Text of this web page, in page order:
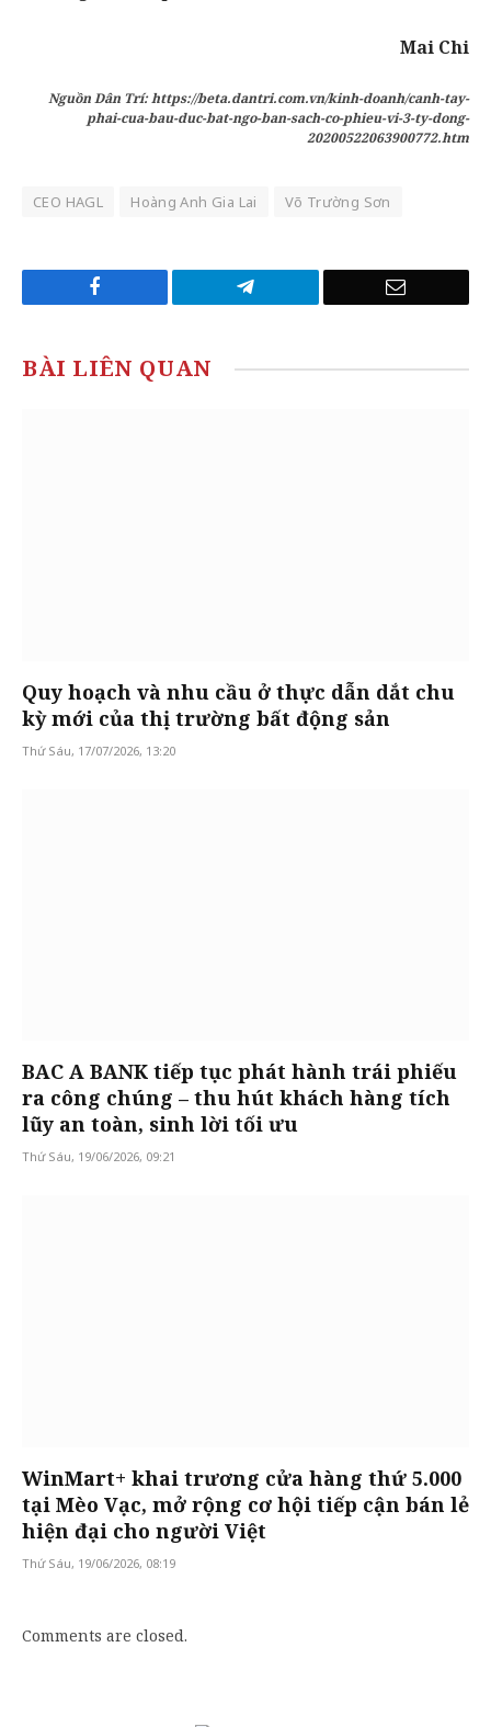
Mai Chi
Nguồn Dân Trí: https://beta.dantri.com.vn/kinh-doanh/canh-tay-
phai-cua-bau-duc-bat-ngo-ban-sach-co-phieu-vi-3-ty-dong-
20200522063900772.htm
CEO HAGL Hoàng Anh Gia Lai Võ Trường Sơn
Telegram Email
BÀI LIÊN QUAN
Quy hoạch và nhu cầu ở thực dẫn dắt chu
kỳ mới của thị trường bất động sản
Thứ Sáu, 17/07/2026, 13:20
BAC A BANK tiếp tục phát hành trái phiếu
ra công chúng – thu hút khách hàng tích
lũy an toàn, sinh lời tối ưu
Thứ Sáu, 19/06/2026, 09:21
WinMart+ khai trương cửa hàng thứ 5.000
tại Mèo Vạc, mở rộng cơ hội tiếp cận bán lẻ
hiện đại cho người Việt
Thứ Sáu, 19/06/2026, 08:19
Comments are closed.